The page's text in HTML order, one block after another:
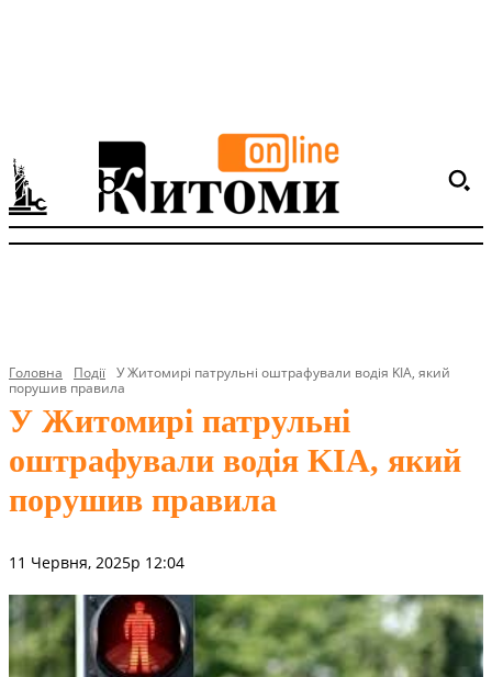
Головна Події У Житомирі патрульні оштрафували водія KIA, який
порушив правила
У Житомирі патрульні
оштрафували водія KIA, який
порушив правила
11 Червня, 2025р 12:04